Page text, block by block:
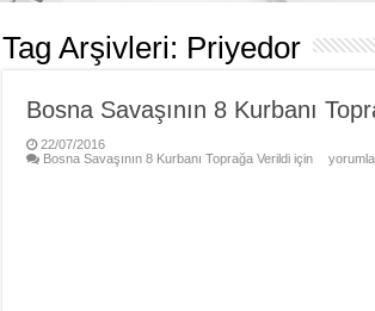
Tag Arşivleri: Priyedor
Bosna Savaşının 8 Kurbanı
22/07/2016
Bosna Savaşının 8 Kurbanı Toprağa Verildi için